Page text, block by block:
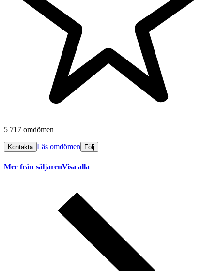
5 717 omdömen
Kontakta Läs omdömen Följ
Mer från säljarenVisa alla